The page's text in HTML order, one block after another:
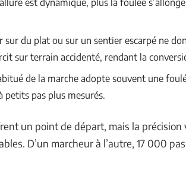
sur du plat ou sur un sentier escarpé ne
sur terrain accidenté, rendant la
de la marche adopte souvent une
petits pas plus mesurés.
un point de départ, mais la précision
D’un marcheur à l’autre, 17 000